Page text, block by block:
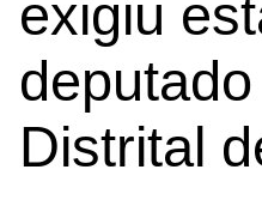
exigiu
Distrital